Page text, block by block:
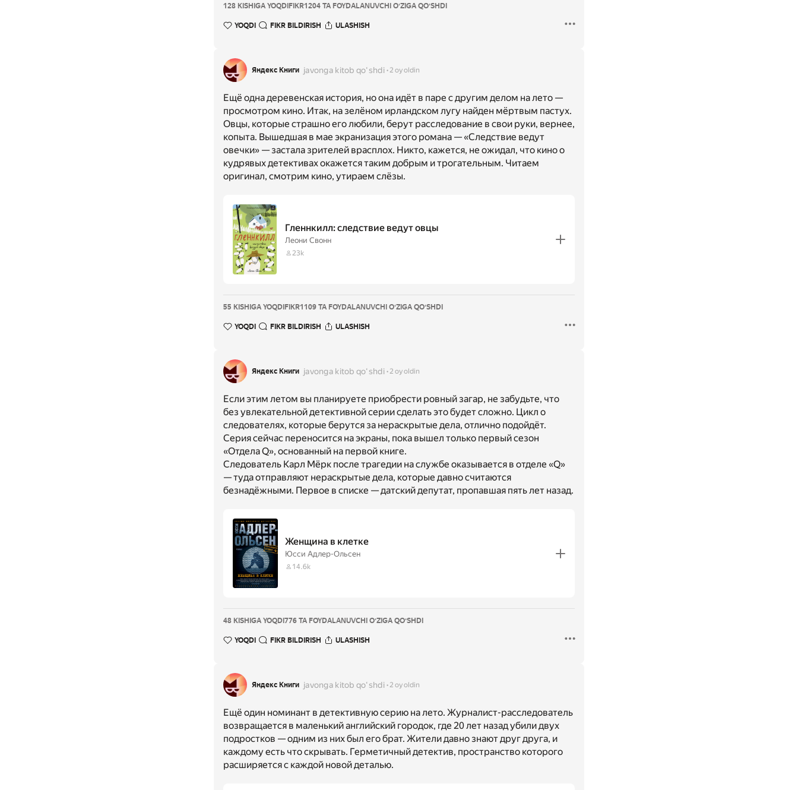
128 KISHIGA YOQDI FIKR1204 TA FOYDALANUVCHI OʻZIGA QOʻSHDI
YOQDI FIKR BILDIRISH ULASHISH
Яндекс Книги javonga kitob qoʻshdi 2 oy oldin
Ещё одна деревенская история, но она идёт в паре с другим делом на лето —
просмотром кино. Итак, на зелёном ирландском лугу найден мёртвым пастух.
Овцы, которые страшно его любили, берут расследование в свои руки, вернее,
копыта. Вышедшая в мае экранизация этого романа — «Следствие ведут
овечки» — застала зрителей врасплох. Никто, кажется, не ожидал, что кино о
кудрявых детективах окажется таким добрым и трогательным. Читаем
оригинал, смотрим кино, утираем слёзы.
Гленнкилл: следствие ведут овцы
Леони Свонн
23k
55 KISHIGA YOQDI FIKR1109 TA FOYDALANUVCHI OʻZIGA QOʻSHDI
YOQDI FIKR BILDIRISH ULASHISH
Яндекс Книги javonga kitob qoʻshdi 2 oy oldin
Если этим летом вы планируете приобрести ровный загар, не забудьте, что
без увлекательной детективной серии сделать это будет сложно. Цикл о
следователях, которые берутся за нераскрытые дела, отлично подойдёт.
Серия сейчас переносится на экраны, пока вышел только первый сезон
«Отдела Q», основанный на первой книге.
Следователь Карл Мёрк после трагедии на службе оказывается в отделе «Q»
— туда отправляют нераскрытые дела, которые давно считаются
безнадёжными. Первое в списке — датский депутат, пропавшая пять лет назад.
Женщина в клетке
Юсси Адлер-Ольсен
14.6k
48 KISHIGA YOQDI 776 TA FOYDALANUVCHI OʻZIGA QOʻSHDI
YOQDI FIKR BILDIRISH ULASHISH
Яндекс Книги javonga kitob qoʻshdi 2 oy oldin
Ещё один номинант в детективную серию на лето. Журналист-расследователь
возвращается в маленький английский городок, где 20 лет назад убили двух
подростков — одним из них был его брат. Жители давно знают друг друга, и
каждому есть что скрывать. Герметичный детектив, пространство которого
расширяется с каждой новой деталью.